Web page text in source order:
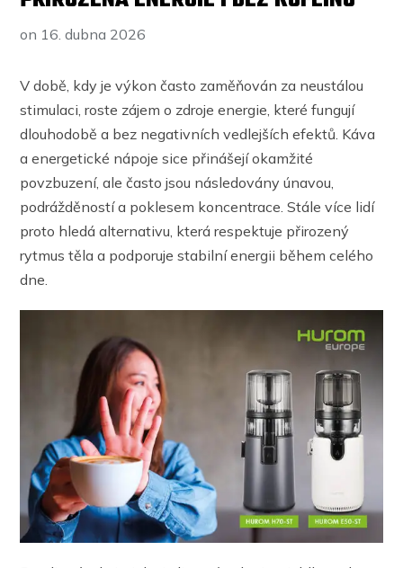
on 16. dubna 2026
V době, kdy je výkon často zaměňován za neustálou
stimulaci, roste zájem o zdroje energie, které fungují
dlouhodobě a bez negativních vedlejších efektů. Káva
a energetické nápoje sice přinášejí okamžité
povzbuzení, ale často jsou následovány únavou,
podrážděností a poklesem koncentrace. Stále více lidí
proto hledá alternativu, která respektuje přirozený
rytmus těla a podporuje stabilní energii během celého
dne.